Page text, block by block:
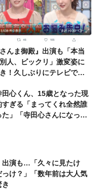
さんま御殿』出演も「本当
人、ビックリ」激変姿に
！久しぶりにテレビで見
田心くん、15歳となった現
ぎる「まってくれ全然誰
」「寺田心さんになって
出演も…「久々に見たけ
っけ？」「数年前は大人気